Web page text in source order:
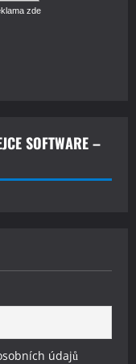
zde
SOFTWARE –
údajů